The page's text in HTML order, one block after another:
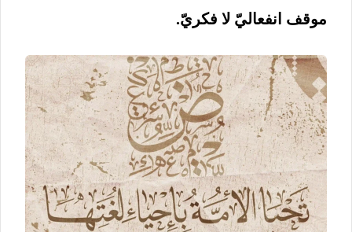
موقف انفعاليّ لا فكريّ.